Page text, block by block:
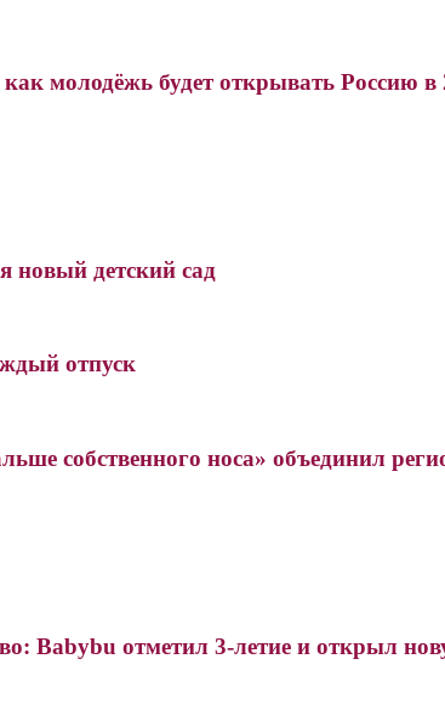
молодёжь будет открывать Россию в
новый детский сад
отпуск
собственного носа» объединил
Babybu отметил 3-летие и открыл